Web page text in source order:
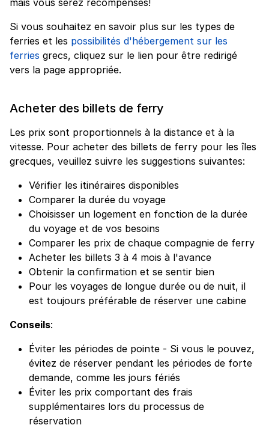
Si vous souhaitez en savoir plus sur les types de
ferries et les possibilités d'hébergement sur les
ferries grecs, cliquez sur le lien pour être redirigé
vers la page appropriée.
Acheter des billets de ferry
Les prix sont proportionnels à la distance et à la
vitesse. Pour acheter des billets de ferry pour les îles
grecques, veuillez suivre les suggestions suivantes:
Vérifier les itinéraires disponibles
Comparer la durée du voyage
Choisisser un logement en fonction de la durée
du voyage et de vos besoins
Comparer les prix de chaque compagnie de ferry
Acheter les billets 3 à 4 mois à l'avance
Obtenir la confirmation et se sentir bien
Pour les voyages de longue durée ou de nuit, il
est toujours préférable de réserver une cabine
Conseils:
Éviter les périodes de pointe - Si vous le pouvez,
évitez de réserver pendant les périodes de forte
demande, comme les jours fériés
Éviter les prix comportant des frais
supplémentaires lors du processus de
réservation